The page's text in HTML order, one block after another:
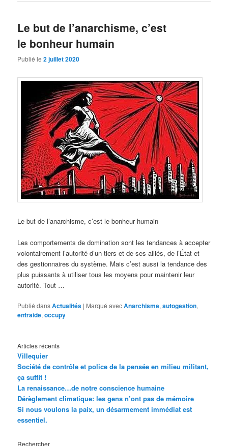
Le but de l’anarchisme, c’est
le bonheur humain
Publié le2 juillet 2020
Le but de l’anarchisme, c’est le bonheur humain
Les comportements de domination sont les tendances à accepter
volontairement l’autorité d’un tiers et de ses alliés, de l’État et
des gestionnaires du système. Mais c’est aussi la tendance des
plus puissants à utiliser tous les moyens pour maintenir leur
autorité. Tout …
Publié dansActualités | Marqué avecAnarchisme,autogestion,
entraide,occupy
Articles récents
Villequier
Société de contrôle et police de la pensée en milieu militant,
ça suffit !
La renaissance…de notre conscience humaine
Dérèglement climatique: les gens n’ont pas de mémoire
Si nous voulons la paix, un désarmement immédiat est
essentiel.
Rechercher